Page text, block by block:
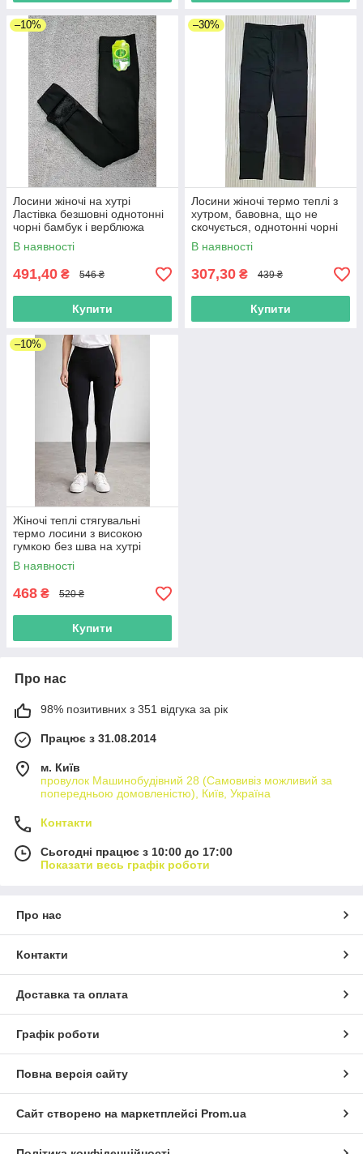
–10%
Лосини жіночі на хутрі
Ластівка безшовні однотонні
чорні бамбук і верблюжа
шерсть розмір L-6XL
В наявності
491,40 ₴ 546 ₴
Купити
–30%
Лосини жіночі термо теплі з
хутром, бавовна, що не
скочується, однотонні чорні
розмір L-7XL
В наявності
307,30 ₴ 439 ₴
Купити
–10%
Жіночі теплі стягувальні
термо лосини з високою
гумкою без шва на хутрі
розмір L-6XL
В наявності
468 ₴ 520 ₴
Купити
Про нас
98% позитивних з 351 відгука за рік
Працює з 31.08.2014
м. Київ
провулок Машинобудівний 28 (Самовивіз можливий за
попередньою домовленістю), Київ, Україна
Контакти
Сьогодні працює з 10:00 до 17:00
Показати весь графік роботи
Про нас
Контакти
Доставка та оплата
Графік роботи
Повна версія сайту
Сайт створено на маркетплейсі Prom.ua